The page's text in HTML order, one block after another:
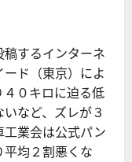
するインターネ
ド（東京）によ
０キロに迫る低
など、ズレが３
業会は公式パン
均２割悪くな